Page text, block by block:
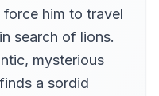
...
him to travel
search of lions.
mysterious
a sordid